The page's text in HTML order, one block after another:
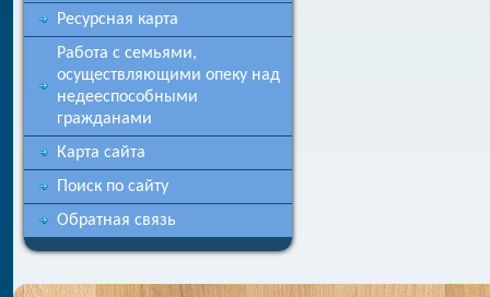
Ресурсная карта
Работа с семьями,
осуществляющими опеку над
недееспособными
гражданами
Карта сайта
Поиск по сайту
Обратная связь